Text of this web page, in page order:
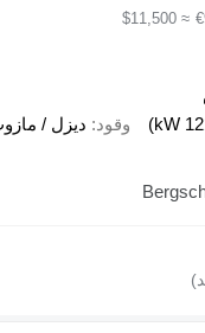
وقود ديزل / مازوت